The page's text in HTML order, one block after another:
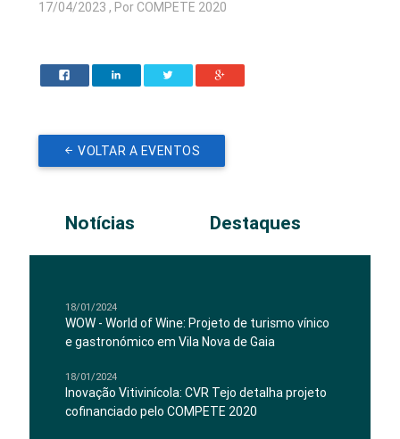
17/04/2023 , Por COMPETE 2020
VOLTAR A EVENTOS
Notícias Destaques
18/01/2024
WOW - World of Wine: Projeto de turismo vínico
e gastronómico em Vila Nova de Gaia
18/01/2024
Inovação Vitivinícola: CVR Tejo detalha projeto
cofinanciado pelo COMPETE 2020